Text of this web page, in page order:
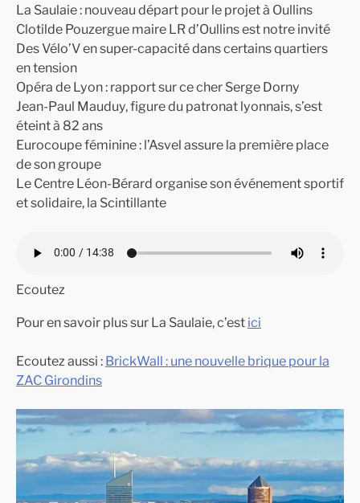
La Saulaie : nouveau départ pour le projet à Oullins
Clotilde Pouzergue maire LR d’Oullins est notre invité
Des Vélo’V en super-capacité dans certains quartiers
en tension
Opéra de Lyon : rapport sur ce cher Serge Dorny
Jean-Paul Mauduy, figure du patronat lyonnais, s’est
éteint à 82 ans
Eurocoupe féminine : l’Asvel assure la première place
de son groupe
Le Centre Léon-Bérard organise son événement sportif
et solidaire, la Scintillante
Ecoutez
Pour en savoir plus sur La Saulaie, c’est ici
Ecoutez aussi : BrickWall : une nouvelle brique pour la
ZAC Girondins